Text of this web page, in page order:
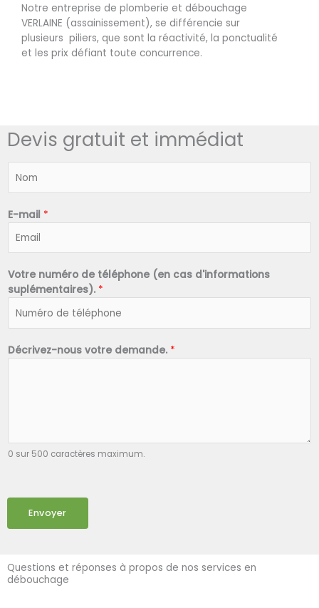
Notre entreprise de plomberie et débouchage
VERLAINE (assainissement), se différencie sur
plusieurs piliers, que sont la réactivité, la ponctualité
et les prix défiant toute concurrence.
Devis gratuit et immédiat
*
E-mail *
Votre numéro de téléphone (en cas d'informations
suplémentaires). *
Décrivez-nous votre demande. *
0 sur 500 caractères maximum.
Envoyer
Questions et réponses à propos de nos services en
débouchage